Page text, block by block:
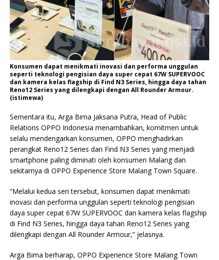
Konsumen dapat menikmati inovasi dan performa unggulan
seperti teknologi pengisian daya super cepat 67W SUPERVOOC
dan kamera kelas flagship di Find N3 Series, hingga daya tahan
Reno12 Series yang dilengkapi dengan All Rounder Armour.
(istimewa)
Sementara itu, Arga Bima Jaksana Putra, Head of Public
Relations OPPO Indonesia menambahkan, komitmen untuk
selalu mendengarkan konsumen, OPPO menghadirkan
perangkat Reno12 Series dan Find N3 Series yang menjadi
smartphone paling diminati oleh konsumen Malang dan
sekitarnya di OPPO Experience Store Malang Town Square.
“Melalui kedua seri tersebut, konsumen dapat menikmati
inovasi dan performa unggulan seperti teknologi pengisian
daya super cepat 67W SUPERVOOC dan kamera kelas flagship
di Find N3 Series, hingga daya tahan Reno12 Series yang
dilengkapi dengan All Rounder Armour,” jelasnya.
Arga Bima berharap, OPPO Experience Store Malang Town